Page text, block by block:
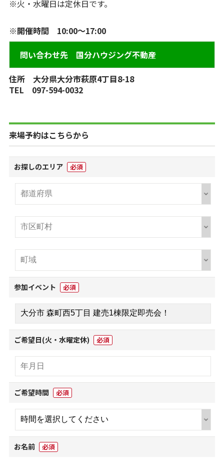
※火・水曜日は定休日です。
※開催時間 10:00～17:00
問い合わせ先 国分ハウジング不動産
住所 大分県大分市萩原4丁目8-18
TEL 097-594-0032
来場予約はこちらから
お探しのエリア 必須
参加イベント 必須
ご希望日(火・水曜定休) 必須
ご希望時間 必須
お名前 必須